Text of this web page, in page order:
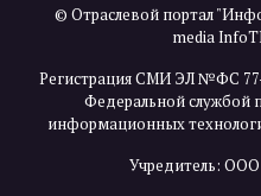
© Отраслевой портал
media
Регистрация СМИ ЭЛ №ФС 77-
Федеральной службой
информационных
Учредитель: